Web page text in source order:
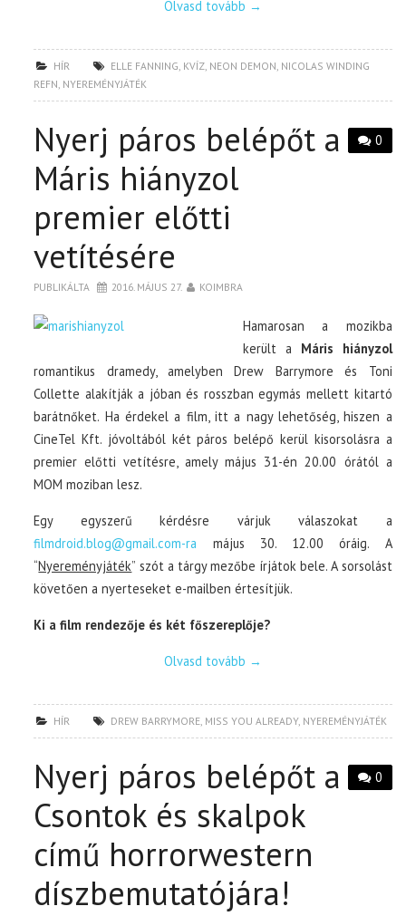
Olvasd tovább →
HÍR ELLE FANNING, KVÍZ, NEON DEMON, NICOLAS WINDING
REFN, NYEREMÉNYJÁTÉK
0
Nyerj páros belépőt a
Máris hiányzol
premier előtti
vetítésére
PUBLIKÁLTA 2016. MÁJUS 27. KOIMBRA
Hamarosan a mozikba
került a Máris hiányzol
romantikus dramedy, amelyben Drew Barrymore és Toni
Collette alakítják a jóban és rosszban egymás mellett kitartó
barátnőket. Ha érdekel a film, itt a nagy lehetőség, hiszen a
CineTel Kft. jóvoltából két páros belépő kerül kisorsolásra a
premier előtti vetítésre, amely május 31-én 20.00 órától a
MOM moziban lesz.
Egy egyszerű kérdésre várjuk válaszokat a
filmdroid.blog@gmail.com-ra május 30. 12.00 óráig. A
“Nyereményjáték” szót a tárgy mezőbe írjátok bele. A sorsolást
követően a nyerteseket e-mailben értesítjük.
Ki a film rendezője és két főszereplője?
Olvasd tovább →
HÍR DREW BARRYMORE, MISS YOU ALREADY, NYEREMÉNYJÁTÉK
0
Nyerj páros belépőt a
Csontok és skalpok
című horrorwestern
díszbemutatójára!